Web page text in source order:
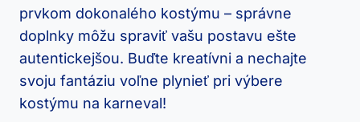
prvkom dokonalého kostýmu – správne
doplnky môžu spraviť vašu postavu ešte
autentickejšou. Buďte kreatívni a nechajte
svoju fantáziu voľne plynieť pri výbere
kostýmu na karneval!